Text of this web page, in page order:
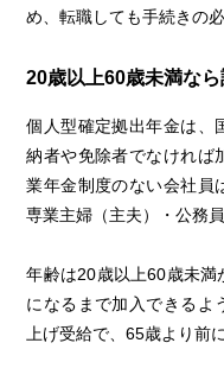
め、転職しても手続きの
20歳以上60歳未満な
個人型確定拠出年金は、
納者や免除者でなければ
業年金制度のない会社員
専業主婦（主夫）・公務
年齢は20歳以上60歳未
になるまで加入できるよ
上げ受給で、65歳より前